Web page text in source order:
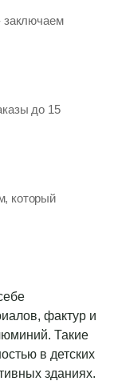
заключаем
до 15
который
фактур и
Такие
в детских
зданиях.